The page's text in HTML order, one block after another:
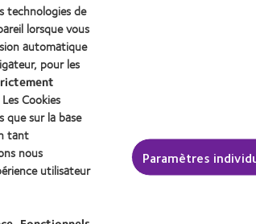
Politique de confidentialité
Conditions d'utilisation
Décret 2013
de la transition écologique (ADEME)
technologies de
lorsque vous
automatique
pour les
Cookies
que sur la base
tant
nous
utilisateur
Paramètres